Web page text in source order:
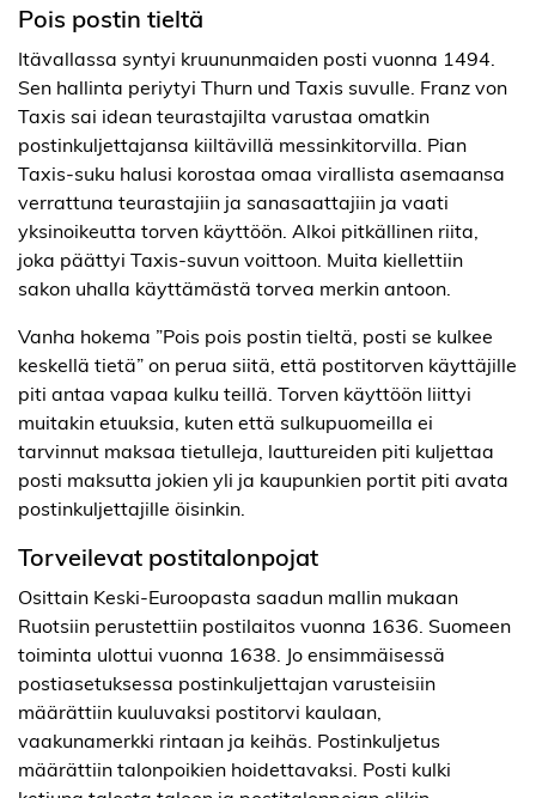
Pois postin tieltä
Itävallassa syntyi kruununmaiden posti vuonna 1494.
Sen hallinta periytyi Thurn und Taxis suvulle. Franz von
Taxis sai idean teurastajilta varustaa omatkin
postinkuljettajansa kiiltävillä messinkitorvilla. Pian
Taxis-suku halusi korostaa omaa virallista asemaansa
verrattuna teurastajiin ja sanasaattajiin ja vaati
yksinoikeutta torven käyttöön. Alkoi pitkällinen riita,
joka päättyi Taxis-suvun voittoon. Muita kiellettiin
sakon uhalla käyttämästä torvea merkin antoon.
Vanha hokema ”Pois pois postin tieltä, posti se kulkee
keskellä tietä” on perua siitä, että postitorven käyttäjille
piti antaa vapaa kulku teillä. Torven käyttöön liittyi
muitakin etuuksia, kuten että sulkupuomeilla ei
tarvinnut maksaa tietulleja, lauttureiden piti kuljettaa
posti maksutta jokien yli ja kaupunkien portit piti avata
postinkuljettajille öisinkin.
Torveilevat postitalonpojat
Osittain Keski-Euroopasta saadun mallin mukaan
Ruotsiin perustettiin postilaitos vuonna 1636. Suomeen
toiminta ulottui vuonna 1638. Jo ensimmäisessä
postiasetuksessa postinkuljettajan varusteisiin
määrättiin kuuluvaksi postitorvi kaulaan,
vaakunamerkki rintaan ja keihäs. Postinkuljetus
määrättiin talonpoikien hoidettavaksi. Posti kulki